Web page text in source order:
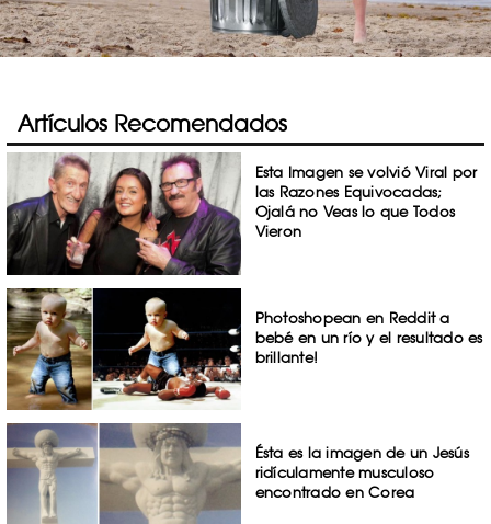
Artículos Recomendados
Esta Imagen se volvió Viral por
las Razones Equivocadas;
Ojalá no Veas lo que Todos
Vieron
Photoshopean en Reddit a
bebé en un río y el resultado es
brillante!
Ésta es la imagen de un Jesús
ridículamente musculoso
encontrado en Corea